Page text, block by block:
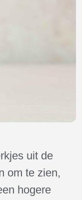
uit de
om te zien,
hogere